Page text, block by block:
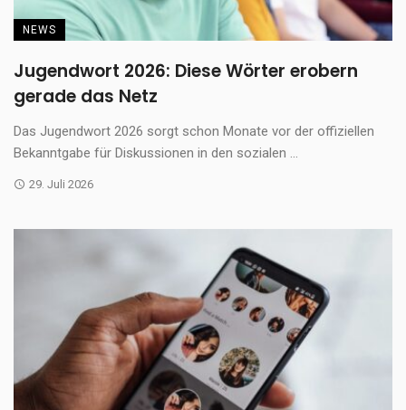
NEWS
Jugendwort 2026: Diese Wörter erobern
gerade das Netz
Das Jugendwort 2026 sorgt schon Monate vor der offiziellen
Bekanntgabe für Diskussionen in den sozialen ...
29. Juli 2026